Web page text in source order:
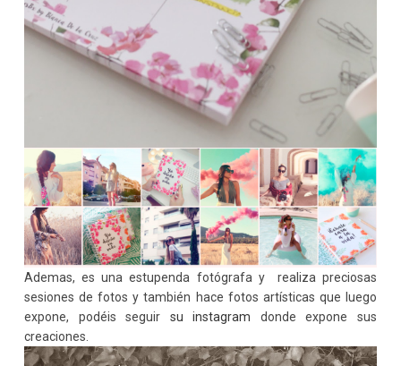
Ademas, es una estupenda fotógrafa y realiza preciosas
sesiones de fotos y también hace fotos artísticas que luego
expone, podéis seguir su instagram donde expone sus
creaciones.